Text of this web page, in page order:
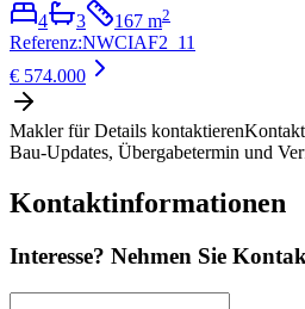
4
3 167 m2
Referenz:NWCIAF2_11
€ 574.000
Makler für Details kontaktieren
Bau-Updates, Übergabetermin und
Kontaktinformationen
Interesse? Nehmen Sie